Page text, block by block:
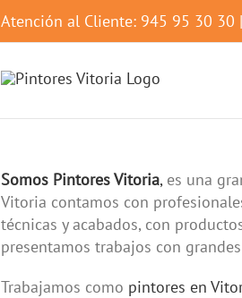
Atención al Cliente: 945 95 30 30
Somos Pintores Vitoria, es una
Vitoria contamos con
técnicas y acabados, con
presentamos trabajos con
Trabajamos como pintores en